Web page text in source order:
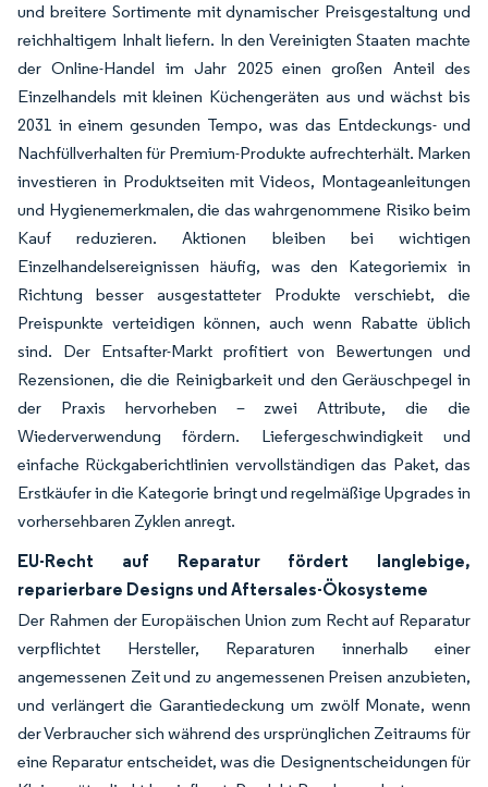
und breitere Sortimente mit dynamischer Preisgestaltung und
reichhaltigem Inhalt liefern. In den Vereinigten Staaten machte
der Online-Handel im Jahr 2025 einen großen Anteil des
Einzelhandels mit kleinen Küchengeräten aus und wächst bis
2031 in einem gesunden Tempo, was das Entdeckungs- und
Nachfüllverhalten für Premium-Produkte aufrechterhält. Marken
investieren in Produktseiten mit Videos, Montageanleitungen
und Hygienemerkmalen, die das wahrgenommene Risiko beim
Kauf reduzieren. Aktionen bleiben bei wichtigen
Einzelhandelsereignissen häufig, was den Kategoriemix in
Richtung besser ausgestatteter Produkte verschiebt, die
Preispunkte verteidigen können, auch wenn Rabatte üblich
sind. Der Entsafter-Markt profitiert von Bewertungen und
Rezensionen, die die Reinigbarkeit und den Geräuschpegel in
der Praxis hervorheben – zwei Attribute, die die
Wiederverwendung fördern. Liefergeschwindigkeit und
einfache Rückgaberichtlinien vervollständigen das Paket, das
Erstkäufer in die Kategorie bringt und regelmäßige Upgrades in
vorhersehbaren Zyklen anregt.
EU-Recht auf Reparatur fördert langlebige,
reparierbare Designs und Aftersales-Ökosysteme
Der Rahmen der Europäischen Union zum Recht auf Reparatur
verpflichtet Hersteller, Reparaturen innerhalb einer
angemessenen Zeit und zu angemessenen Preisen anzubieten,
und verlängert die Garantiedeckung um zwölf Monate, wenn
der Verbraucher sich während des ursprünglichen Zeitraums für
eine Reparatur entscheidet, was die Designentscheidungen für